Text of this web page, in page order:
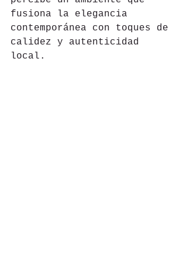
fusiona la elegancia
contemporánea con toques de
calidez y autenticidad
local.